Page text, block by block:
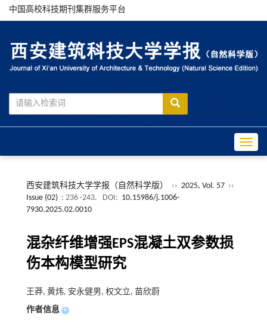
中国高校科技期刊集群服务平台
西安建筑科技大学学报（自然科学版） ›› 2025, Vol. 57 ››
Issue (02) : 236 -243. DOI: 10.15986/j.1006-
7930.2025.02.0010
混杂纤维增强EPS混凝土双参数损
伤本构模型研究
王莽, 黄炜, 安永健男, 权文立, 苗欣蔚
作者信息 +